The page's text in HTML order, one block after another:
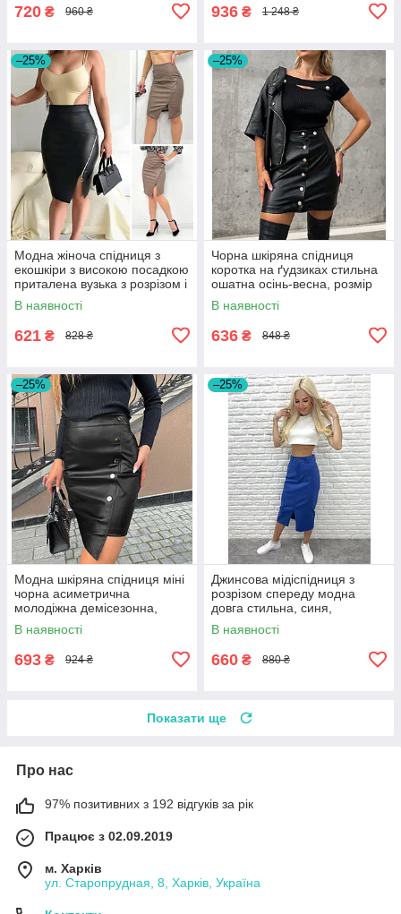
720 ₴ 960 ₴ 936 ₴ 1 248 ₴
–25%
Модна жіноча спідниця з
екошкіри з високою посадкою
приталена вузька з розрізом і
блискавкою, чорна, бежева
В наявності
621 ₴ 828 ₴
–25%
Чорна шкіряна спідниця
коротка на ґудзиках стильна
ошатна осінь-весна, розмір
42/44, 46/48
В наявності
636 ₴ 848 ₴
–25%
Модна шкіряна спідниця міні
чорна асиметрична
молодіжна демісезонна,
розмір 42/44, 44/46
В наявності
693 ₴ 924 ₴
–25%
Джинсова мідіспідниця з
розрізом спереду модна
довга стильна, синя,
блакитна, коричнева
В наявності
660 ₴ 880 ₴
Показати ще
Про нас
97% позитивних з 192 відгуків за рік
Працює з 02.09.2019
м. Харків
ул. Старопрудная, 8, Харків, Україна